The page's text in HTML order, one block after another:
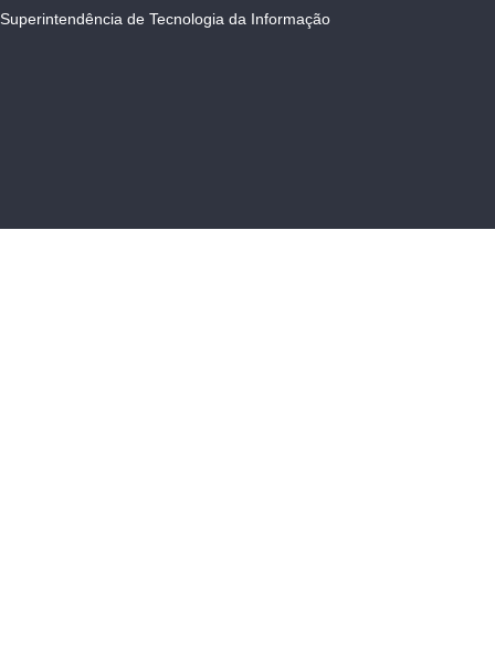
Superintendência de Tecnologia da Informação